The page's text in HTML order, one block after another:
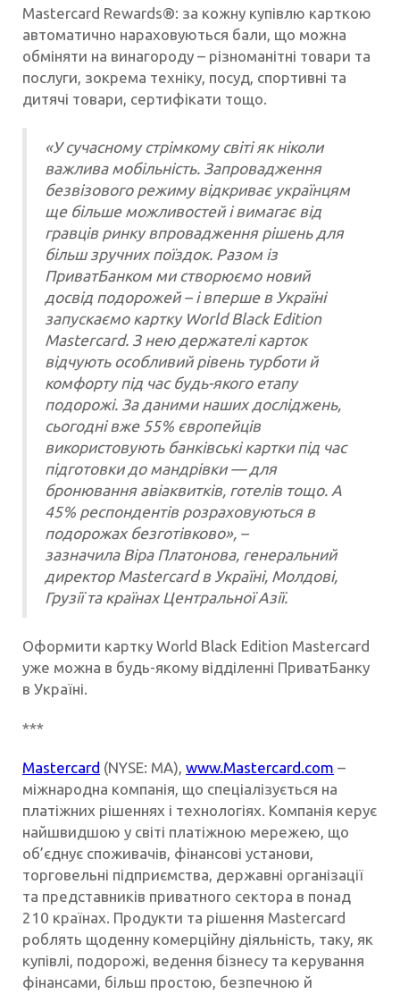
Mastercard Rewards®: за кожну купівлю карткою
автоматично нараховуються бали, що можна
обміняти на винагороду – різноманітні товари та
послуги, зокрема техніку, посуд, спортивні та
дитячі товари, сертифікати тощо.
«У сучасному стрімкому світі як ніколи
важлива мобільність. Запровадження
безвізового режиму відкриває українцям
ще більше можливостей і вимагає від
гравців ринку впровадження рішень для
більш зручних поїздок. Разом із
ПриватБанком ми створюємо новий
досвід подорожей – і вперше в Україні
запускаємо картку World Black Edition
Mastercard. З нею держателі карток
відчують особливий рівень турботи й
комфорту під час будь-якого етапу
подорожі. За даними наших досліджень,
сьогодні вже 55% європейців
використовують банківські картки під час
підготовки до мандрівки — для
бронювання авіаквитків, готелів тощо. А
45% респондентів розраховуються в
подорожах безготівково», –
зазначила Віра Платонова, генеральний
директор Mastercard в Україні, Молдові,
Грузії та країнах Центральної Азії.
Оформити картку World Black Edition Mastercard
уже можна в будь-якому відділенні ПриватБанку
в Україні.
***
Mastercard (NYSE: MA), www.Mastercard.com –
міжнародна компанія, що спеціалізується на
платіжних рішеннях і технологіях. Компанія керує
найшвидшою у світі платіжною мережею, що
об’єднує споживачів, фінансові установи,
торговельні підприємства, державні організації
та представників приватного сектора в понад
210 країнах. Продукти та рішення Mastercard
роблять щоденну комерційну діяльність, таку, як
купівлі, подорожі, ведення бізнесу та керування
фінансами, більш простою, безпечною й